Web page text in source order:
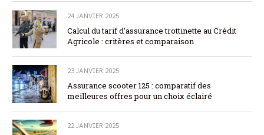
24 JANVIER 2025
Calcul du tarif d’assurance trottinette au Crédit
Agricole : critères et comparaison
23 JANVIER 2025
Assurance scooter 125 : comparatif des
meilleures offres pour un choix éclairé
22 JANVIER 2025